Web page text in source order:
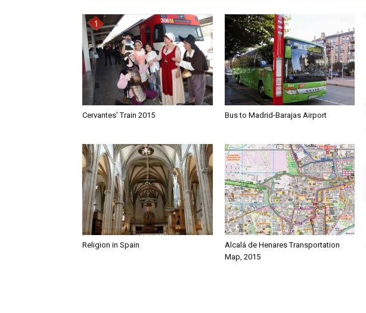
Cervantes’ Train 2015 Bus to Madrid-Barajas Airport
Religion in Spain
Alcalá de Henares Transportation
Map, 2015